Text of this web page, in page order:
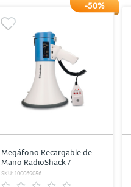
-50%
Megáfono Recargable de
Mano RadioShack /
USB/SD/Auxiliar / Blanco
con azul
SKU: 100069056